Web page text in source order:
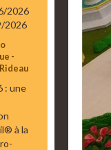
2026
2026
-
: une
à la